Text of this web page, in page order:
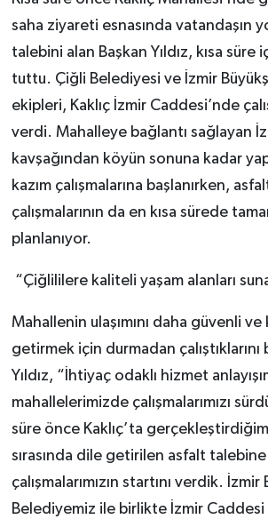
saha ziyareti esnasında vatandaşın
talebini alan Başkan Yıldız, kısa süre
tuttu. Çiğli Belediyesi ve İzmir
ekipleri, Kaklıç İzmir Caddesi’nde
verdi. Mahalleye bağlantı sağlayan
kavşağından köyün sonuna kadar
kazım çalışmalarına başlanırken,
çalışmalarının da en kısa sürede
planlanıyor.
“Çiğlililere kaliteli yaşam alanları
Mahallenin ulaşımını daha güvenli
getirmek için durmadan
Yıldız, “İhtiyaç odaklı hizmet
mahallelerimizde çalışmalarımızı
süre önce Kaklıç’ta
sırasında dile getirilen asfalt
çalışmalarımızın startını verdik.
Belediyemiz ile birlikte İzmir Caddesi